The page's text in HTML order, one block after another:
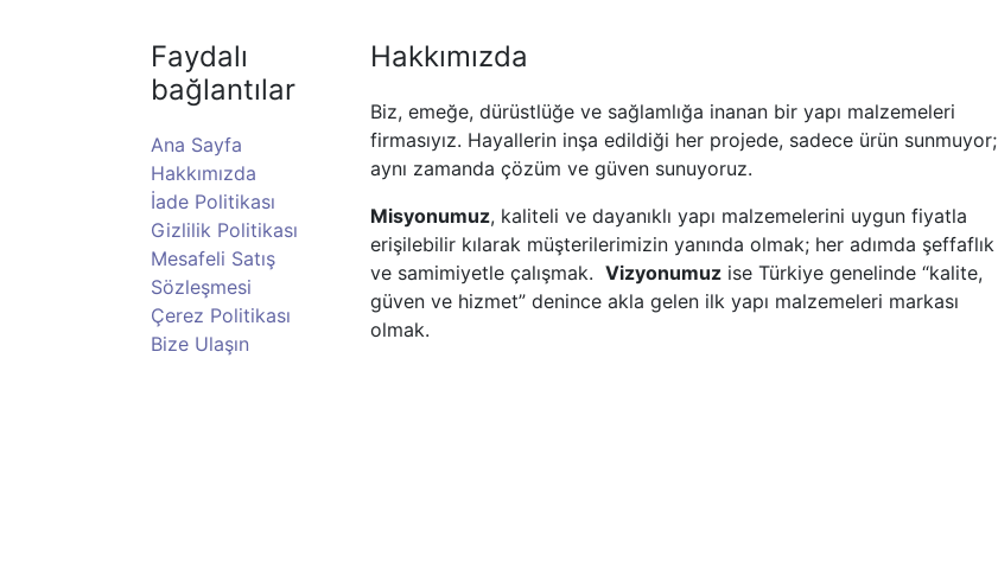
Faydalı
bağlantılar
Ana Sayfa
Hakkımızda
İade Politikası
Gizlilik Politikası
Mesafeli Satış
Sözleşmesi
Çerez Politikası
Bize Ulaşın
Hakkımızda
Biz, emeğe, dürüstlüğe ve sağlamlığa inanan bir yapı malzemeleri
firmasıyız. Hayallerin inşa edildiği her projede, sadece ürün sunmuyor;
aynı zamanda çözüm ve güven sunuyoruz.
Misyonumuz, kaliteli ve dayanıklı yapı malzemelerini uygun fiyatla
erişilebilir kılarak müşterilerimizin yanında olmak; her adımda şeffaflık
ve samimiyetle çalışmak. Vizyonumuz ise Türkiye genelinde “kalite,
güven ve hizmet” denince akla gelen ilk yapı malzemeleri markası
olmak.